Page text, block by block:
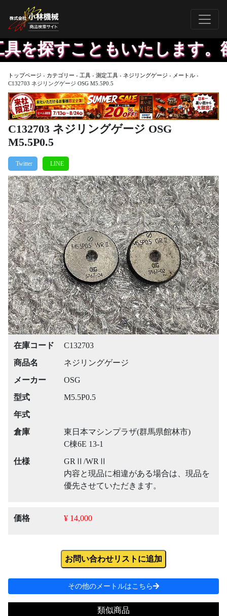
こともいたします。欲し
トップページ › カテゴリー › 工具 › 測定工具 › ネジリングゲージ › メートル ›
C132703 ネジリングゲージ OSG M5.5P0.5
C132703 ネジリングゲージ OSG
M5.5P0.5
Previous Next
在庫コード
C132703
商品名
ネジリングゲージ
メーカー
OSG
型式
M5.5P0.5
年式
倉庫
東日本マシンプラザ(群馬県館林市)
C棟6E 13-1
仕様
GRⅡ/WRⅡ
内容と現品に相違がある場合は、現品を
優先させていただきます。
価格 ¥ 14,000
お問い合わせリストに追加
その他のメートルはこちら
類似商品